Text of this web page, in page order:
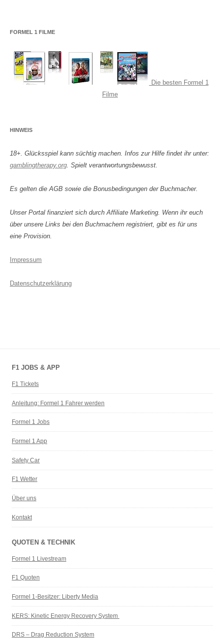
FORMEL 1 FILME
Die besten Formel 1
Filme
HINWEIS
18+. Glücksspiel kann süchtig machen. Infos zur Hilfe findet ihr unter:
gamblingtherapy.org. Spielt verantwortungsbewusst.
Es gelten die AGB sowie die Bonusbedingungen der Buchmacher.
Unser Portal finanziert sich durch Affiliate Marketing. Wenn ihr euch
über unsere Links bei den Buchmachern registriert, gibt es für uns
eine Provision.
Impressum
Datenschutzerklärung
F1 JOBS & APP
F1 Tickets
Anleitung: Formel 1 Fahrer werden
Formel 1 Jobs
Formel 1 App
Safety Car
F1 Wetter
Über uns
Kontakt
QUOTEN & TECHNIK
Formel 1 Livestream
F1 Quoten
Formel 1-Besitzer: Liberty Media
KERS: Kinetic Energy Recovery System
DRS – Drag Reduction System